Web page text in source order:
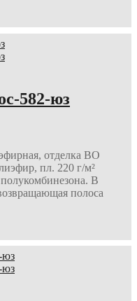
582-юз
отделка ВО
пл. 220 г/м²
В
полоса